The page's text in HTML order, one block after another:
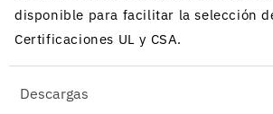
disponible para facilitar la selección
Certificaciones UL y CSA.
Descargas